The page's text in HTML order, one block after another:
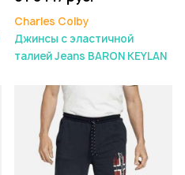
Charles Colby
Джинсы с эластичной
талией Jeans BARON KEYLAN